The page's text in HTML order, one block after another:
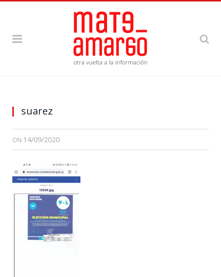
suarez
ON 14/09/2020